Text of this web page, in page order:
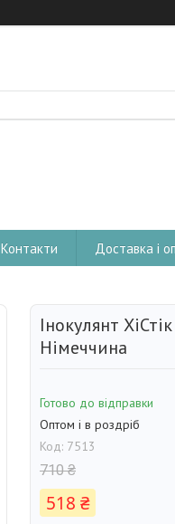
Контакти Доставка і
Інокулянт
Німеччина
Готово до відправки
Оптом і в роздріб
Код: 7513
710 ₴
518 ₴